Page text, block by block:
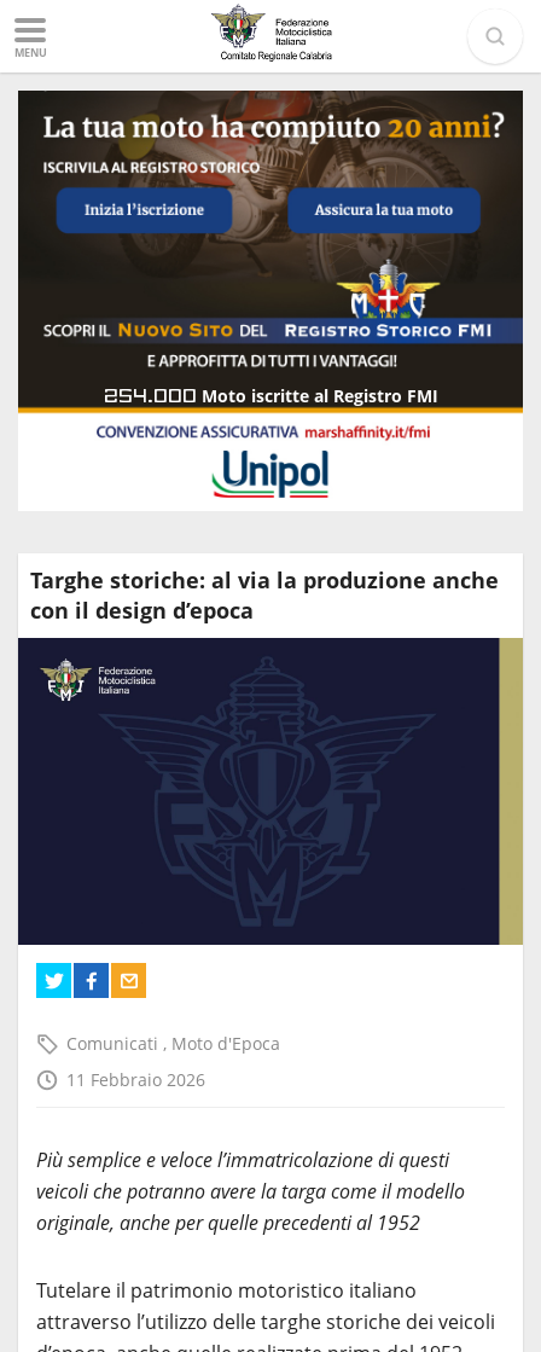
MENU
254.000 Moto iscritte al Registro FMI
Targhe storiche: al via la produzione anche
con il design d’epoca
Comunicati , Moto d'Epoca
11 Febbraio 2026
Più semplice e veloce l’immatricolazione di questi
veicoli che potranno avere la targa come il modello
originale, anche per quelle precedenti al 1952
Tutelare il patrimonio motoristico italiano
attraverso l’utilizzo delle targhe storiche dei veicoli